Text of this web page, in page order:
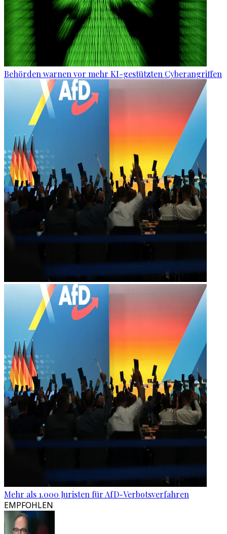
Behörden warnen vor mehr KI-gestützten Cyberangriffen
Mehr als 1.000 Juristen für AfD-Verbotsverfahren
EMPFOHLEN